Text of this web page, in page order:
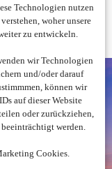
Technologien nutzen
woher unsere
zu entwickeln.
wir Technologien
und/oder darauf
können wir
auf dieser Website
oder zurückziehen,
werden.
Cookies.